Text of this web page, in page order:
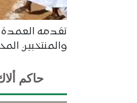
تقدمه العمدة
والمنتخبين
حاكم